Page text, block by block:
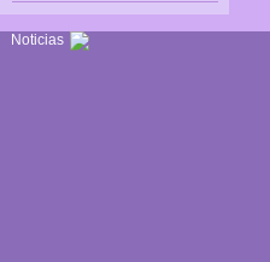
Noticias